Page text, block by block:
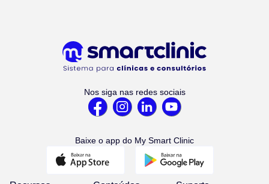
Nos siga nas redes sociais
Baixe o app do My Smart Clinic